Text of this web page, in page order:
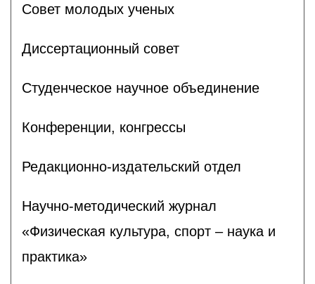
Совет молодых ученых
Диссертационный совет
Студенческое научное объединение
Конференции, конгрессы
Редакционно-издательский отдел
Научно-методический журнал
«Физическая культура, спорт – наука и
практика»